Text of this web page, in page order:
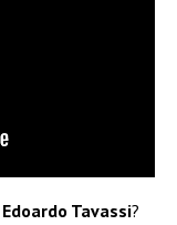
Edoardo Tavassi?